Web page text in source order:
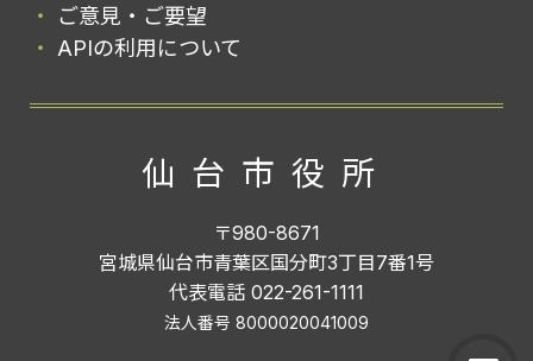
ご意見・ご要望
APIの利用について
仙台市役所
〒980-8671
宮城県仙台市青葉区国分町3丁目7番1号
代表電話 022-261-1111
法人番号 8000020041009